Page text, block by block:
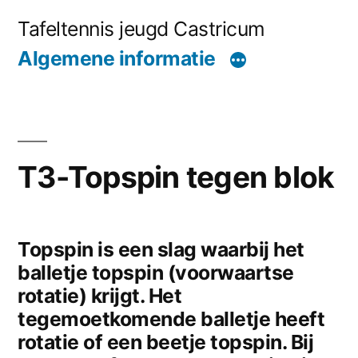
inhoud
Tafeltennis jeugd Castricum
Algemene informatie
T3-Topspin tegen blok
Topspin is een slag waarbij het
balletje topspin (voorwaartse
rotatie) krijgt. Het
tegemoetkomende balletje heeft
rotatie of een beetje topspin. Bij